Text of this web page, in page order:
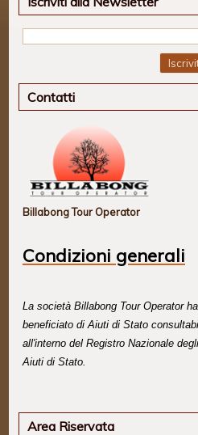
Contatti
Billabong Tour Operator
Condizioni generali
La società Billabong Tour Operator ha
beneficiato di Aiuti di Stato
all'interno del Registro Nazionale degli
Aiuti di Stato.
Area Riservata